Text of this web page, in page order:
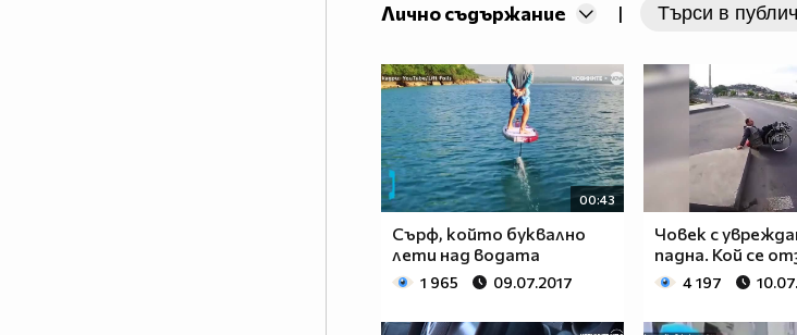
Лично съдържание |
00:43
Сърф, който буквално
лети над водата
1 965 09.07.2017
Човек с
падна. Кой се
4 197